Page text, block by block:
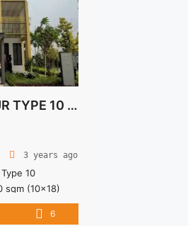
AERRA GRANDEUR TYPE 10 – EONNA BSD CITY
3 years ago
10
sqm (10×18)
3
with ensuite
6